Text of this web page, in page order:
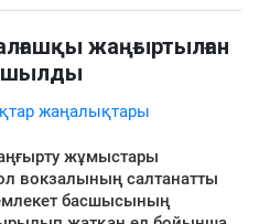
жаңғыртылған
жаңалықтары
жұмыстары
вокзалының салтанатты
басшысының